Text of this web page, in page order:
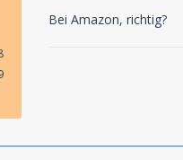
Bei Amazon, richtig?